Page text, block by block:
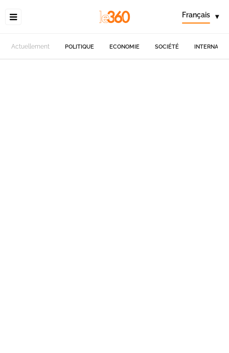
Français ▾
Actuellement POLITIQUE ECONOMIE SOCIÉTÉ